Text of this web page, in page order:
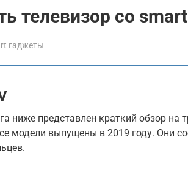
телевизор со
гаджеты
ниже представлен краткий обзор на
модели выпущены в 2019 году. Они